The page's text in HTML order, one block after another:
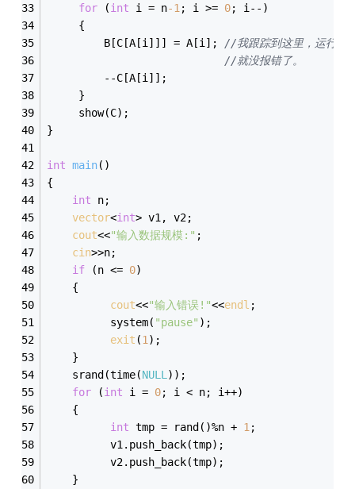
for (int i = n-1 ; i >= 0; i--)
     {
         B[C[A[i]]] = A[i];
//我跟踪到这里，运行一
//就没报错了。
         --C[A[i]];
     }
     show(C);
}
int main()
{
int n;
vector<int> v1, v2;
cout<<"输入数据规模:" ;
cin>>n;
if (n <= 0)
    {
cout<<"输入错误!"<<endl ;
          system(
"pause" );
exit (1 );
    }
    srand(time(
NULL ));
for (int i = 0; i < n; i++)
    {
int tmp = rand()%n + 1 ;
          v1.push_back(tmp);
          v2.push_back(tmp);
    }